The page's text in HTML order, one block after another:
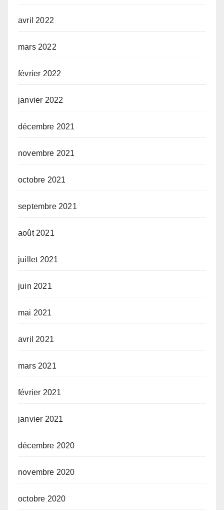
avril 2022
mars 2022
février 2022
janvier 2022
décembre 2021
novembre 2021
octobre 2021
septembre 2021
août 2021
juillet 2021
juin 2021
mai 2021
avril 2021
mars 2021
février 2021
janvier 2021
décembre 2020
novembre 2020
octobre 2020